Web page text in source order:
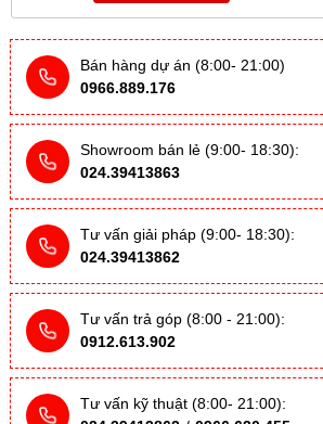
Bán hàng dự án (8:00- 21:00)
0966.889.176
Showroom bán lẻ (9:00- 18:30):
024.39413863
Tư vấn giải pháp (9:00- 18:30):
024.39413862
Tư vấn trả góp (8:00 - 21:00):
0912.613.902
Tư vấn kỹ thuật (8:00- 21:00):